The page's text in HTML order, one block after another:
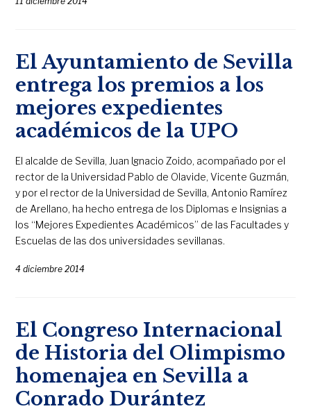
El Ayuntamiento de Sevilla
entrega los premios a los
mejores expedientes
académicos de la UPO
El alcalde de Sevilla, Juan Ignacio Zoido, acompañado por el
rector de la Universidad Pablo de Olavide, Vicente Guzmán,
y por el rector de la Universidad de Sevilla, Antonio Ramírez
de Arellano, ha hecho entrega de los Diplomas e Insignias a
los “Mejores Expedientes Académicos” de las Facultades y
Escuelas de las dos universidades sevillanas.
4 diciembre 2014
El Congreso Internacional
de Historia del Olimpismo
homenajea en Sevilla a
Conrado Durántez